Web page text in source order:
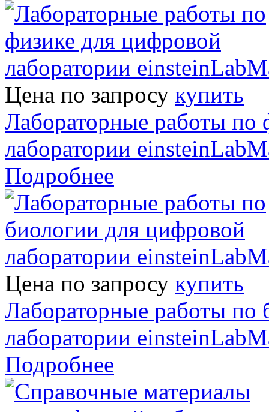
Цена по запросу купить
Лабораторные работы по
лаборатории
Подробнее
Цена по запросу купить
Лабораторные работы по
лаборатории
Подробнее